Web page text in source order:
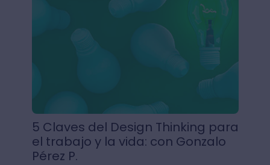
5 Claves del Design Thinking para
el trabajo y la vida: con Gonzalo
Pérez P.